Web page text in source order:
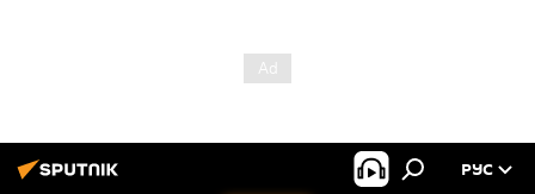
РУС